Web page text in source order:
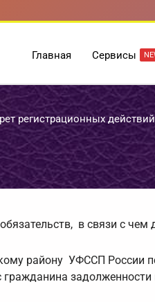
Главная Cервисы
регистрационных
в связи с
району УФССП России
гражданина